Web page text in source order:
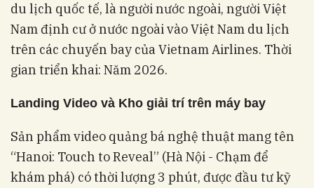
du lịch quốc tế, là người nước ngoài, người Việt
Nam định cư ở nước ngoài vào Việt Nam du lịch
trên các chuyến bay của Vietnam Airlines. Thời
gian triển khai: Năm 2026.
Landing Video và Kho giải trí trên máy bay
Sản phẩm video quảng bá nghệ thuật mang tên
“Hanoi: Touch to Reveal” (Hà Nội - Chạm để
khám phá) có thời lượng 3 phút, được đầu tư kỹ